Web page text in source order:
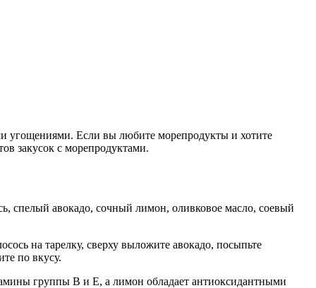
угощениями. Если вы любите морепродукты и хотите
закусок с морепродуктами.
спелый авокадо, сочный лимон, оливковое масло, соевый
на тарелку, сверху выложите авокадо, посыпьте
по вкусу.
группы В и Е, а лимон обладает антиоксидантными